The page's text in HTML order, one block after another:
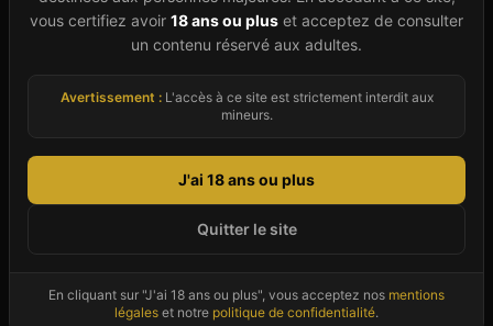
vous certifiez avoir 18 ans ou plus et acceptez de consulter
un contenu réservé aux adultes.
Avertissement :L'accès à ce site est strictement interdit aux
mineurs.
J'ai 18 ans ou plus
Quitter le site
En cliquant sur "J'ai 18 ans ou plus", vous acceptez nos mentions
légales et notre politique de confidentialité.
France, concentre en 2026 un total de 2
établissements libertins répertoriés sur 2
clubs échangistes pour couples, de bars libertins
notre annuaire couvre toute la diversité du
département. Chaque fiche vous donne accès
aux informations clés (coordonnées, horaires,
contact direct avec l'établissement. Nos